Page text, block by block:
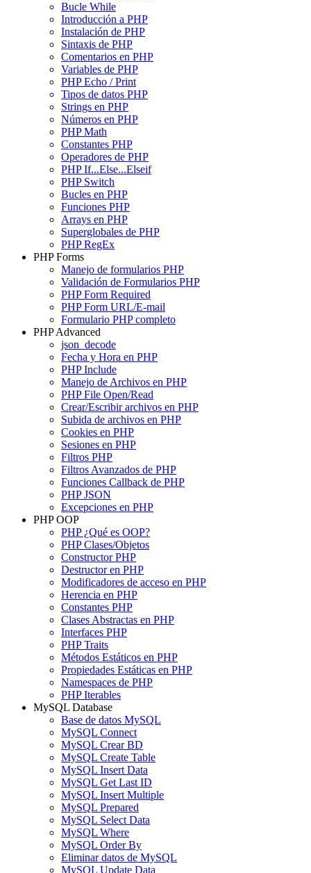
Bucle While
Introducción a PHP
Instalación de PHP
Sintaxis de PHP
Comentarios en PHP
Variables de PHP
PHP Echo / Print
Tipos de datos PHP
Strings en PHP
Números en PHP
PHP Math
Constantes PHP
Operadores de PHP
PHP If...Else...Elseif
PHP Switch
Bucles en PHP
Funciones PHP
Arrays en PHP
Superglobales de PHP
PHP RegEx
PHP Forms
Manejo de formularios PHP
Validación de Formularios PHP
PHP Form Required
PHP Form URL/E-mail
Formulario PHP completo
PHP Advanced
json_decode
Fecha y Hora en PHP
PHP Include
Manejo de Archivos en PHP
PHP File Open/Read
Crear/Escribir archivos en PHP
Subida de archivos en PHP
Cookies en PHP
Sesiones en PHP
Filtros PHP
Filtros Avanzados de PHP
Funciones Callback de PHP
PHP JSON
Excepciones en PHP
PHP OOP
PHP ¿Qué es OOP?
PHP Clases/Objetos
Constructor PHP
Destructor en PHP
Modificadores de acceso en PHP
Herencia en PHP
Constantes PHP
Clases Abstractas en PHP
Interfaces PHP
PHP Traits
Métodos Estáticos en PHP
Propiedades Estáticas en PHP
Namespaces de PHP
PHP Iterables
MySQL Database
Base de datos MySQL
MySQL Connect
MySQL Crear BD
MySQL Create Table
MySQL Insert Data
MySQL Get Last ID
MySQL Insert Multiple
MySQL Prepared
MySQL Select Data
MySQL Where
MySQL Order By
Eliminar datos de MySQL
MySQL Update Data